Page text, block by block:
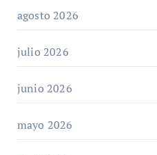
agosto 2026
julio 2026
junio 2026
mayo 2026